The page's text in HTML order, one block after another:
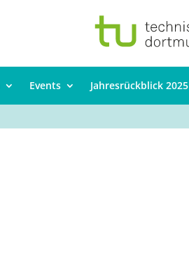
Events Jahresrückblick 2025